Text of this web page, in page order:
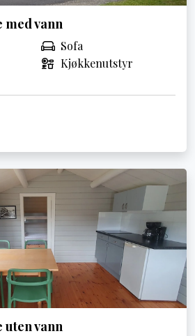
vann
Sofa
Kjøkkenutstyr
vann